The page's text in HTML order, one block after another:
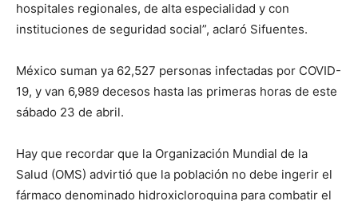
hospitales regionales, de alta especialidad y con
instituciones de seguridad social”, aclaró Sifuentes.
México suman ya 62,527 personas infectadas por COVID-
19, y van 6,989 decesos hasta las primeras horas de este
sábado 23 de abril.
Hay que recordar que la Organización Mundial de la
Salud (OMS) advirtió que la población no debe ingerir el
fármaco denominado hidroxicloroquina para combatir el